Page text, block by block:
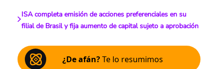
ISA completa emisión de acciones preferenciales en su
filial de Brasil y fija aumento de capital sujeto a aprobación
¿De afán?Te lo resumimos